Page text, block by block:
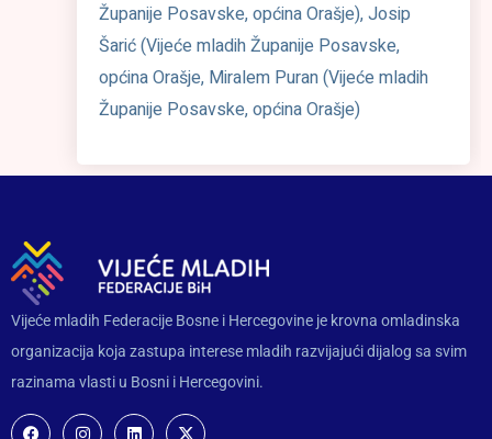
Županije Posavske, općina Orašje), Josip
Šarić (Vijeće mladih Županije Posavske,
općina Orašje, Miralem Puran (Vijeće mladih
Županije Posavske, općina Orašje)
Vijeće mladih Federacije Bosne i Hercegovine je krovna omladinska
organizacija koja zastupa interese mladih razvijajući dijalog sa svim
razinama vlasti u Bosni i Hercegovini.